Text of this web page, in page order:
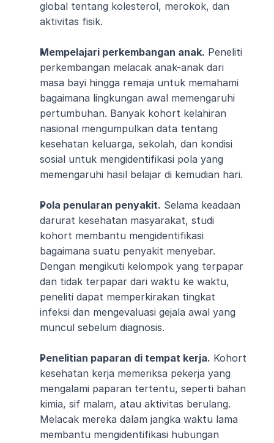
global tentang kolesterol, merokok, dan
aktivitas fisik.
Mempelajari perkembangan anak. Peneliti
perkembangan melacak anak-anak dari
masa bayi hingga remaja untuk memahami
bagaimana lingkungan awal memengaruhi
pertumbuhan. Banyak kohort kelahiran
nasional mengumpulkan data tentang
kesehatan keluarga, sekolah, dan kondisi
sosial untuk mengidentifikasi pola yang
memengaruhi hasil belajar di kemudian hari.
Pola penularan penyakit. Selama keadaan
darurat kesehatan masyarakat, studi
kohort membantu mengidentifikasi
bagaimana suatu penyakit menyebar.
Dengan mengikuti kelompok yang terpapar
dan tidak terpapar dari waktu ke waktu,
peneliti dapat memperkirakan tingkat
infeksi dan mengevaluasi gejala awal yang
muncul sebelum diagnosis.
Penelitian paparan di tempat kerja. Kohort
kesehatan kerja memeriksa pekerja yang
mengalami paparan tertentu, seperti bahan
kimia, sif malam, atau aktivitas berulang.
Melacak mereka dalam jangka waktu lama
membantu mengidentifikasi hubungan